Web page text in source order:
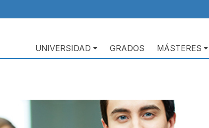
Navegación
UNIVERSIDAD GRADOS MÁSTERES